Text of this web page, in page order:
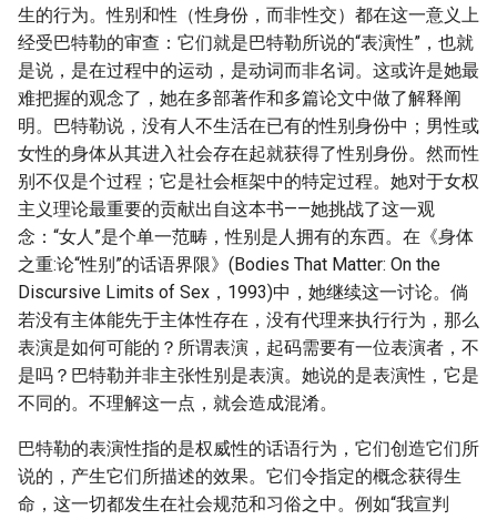
生的行为。性别和性（性身份，而非性交）都在这一意义上
经受巴特勒的审查：它们就是巴特勒所说的“表演性”，也就
是说，是在过程中的运动，是动词而非名词。这或许是她最
难把握的观念了，她在多部著作和多篇论文中做了解释阐
明。巴特勒说，没有人不生活在已有的性别身份中；男性或
女性的身体从其进入社会存在起就获得了性别身份。然而性
别不仅是个过程；它是社会框架中的特定过程。她对于女权
主义理论最重要的贡献出自这本书——她挑战了这一观
念：“女人”是个单一范畴，性别是人拥有的东西。在《身体
之重:论“性别”的话语界限》(Bodies That Matter: On the
Discursive Limits of Sex，1993)中，她继续这一讨论。倘
若没有主体能先于主体性存在，没有代理来执行行为，那么
表演是如何可能的？所谓表演，起码需要有一位表演者，不
是吗？巴特勒并非主张性别是表演。她说的是表演性，它是
不同的。不理解这一点，就会造成混淆。
巴特勒的表演性指的是权威性的话语行为，它们创造它们所
说的，产生它们所描述的效果。它们令指定的概念获得生
命，这一切都发生在社会规范和习俗之中。例如“我宣判